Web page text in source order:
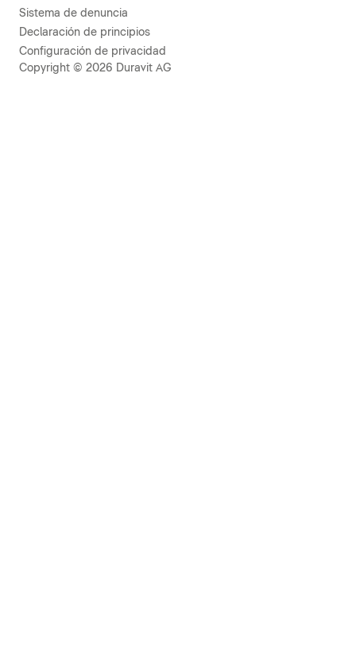
Sistema de denuncia
Declaración de principios
Configuración de privacidad
Copyright © 2026 Duravit AG